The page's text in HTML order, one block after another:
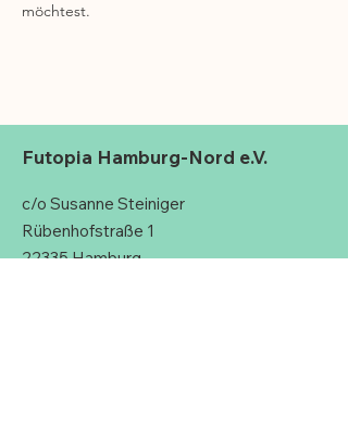
möchtest.
Futopia Hamburg-Nord e.V.
c/o Susanne Steiniger
Rübenhofstraße 1
22335 Hamburg